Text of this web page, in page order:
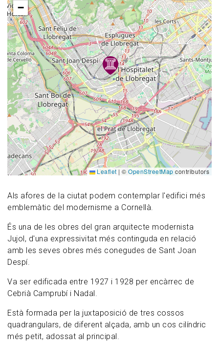
Als afores de la ciutat podem contemplar l'edifici més
emblemàtic del modernisme a Cornellà.
És una de les obres del gran arquitecte modernista
Jujol, d'una expressivitat més continguda en relació
amb les seves obres més conegudes de Sant Joan
Despí.
Va ser edificada entre 1927 i 1928 per encàrrec de
Cebrià Camprubí i Nadal.
Està formada per la juxtaposició de tres cossos
quadrangulars, de diferent alçada, amb un cos cilíndric
més petit, adossat al principal.
−
Leaflet | © OpenStreetMap contributors